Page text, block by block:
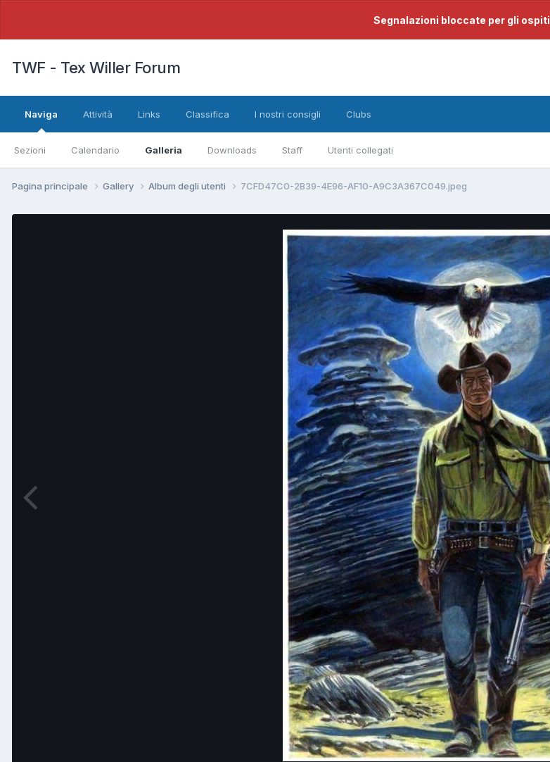
Segnalazioni bloccate per gli ospiti
TWF - Tex Willer Forum
Naviga
Sezioni Calendario Galleria Downloads Staff Utenti collegati
Attività Links Classifica I nostri consigli Clubs
Pagina principale Gallery Album degli utenti 7CFD47C0-2B39-4E96-AF10-A9C3A367C049.jpeg